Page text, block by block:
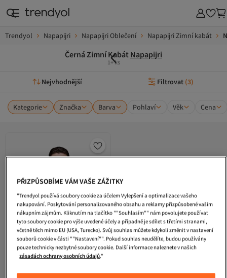
Trendyol Napapijri Napapijri Oblečení Napapijri Zimní kabát
Černá Zimní Kabát Napapijri
1+ ks
Nejvhodnější Filtrovat (3)
Kategorie Značka Barva Pohlaví Věk Cena
PŘIZPŮSOBÍME VÁM VAŠE ZÁŽITKY
"Trendyol používá soubory cookie za účelem Vylepšení a optimalizace vašeho
nakupování. Poskytování personalizovaného obsahu a reklamy přizpůsobené vašim
nákupním zájmům. Kliknutím na tlačítko ""Souhlasím"" nám povolujete používat
tyto soubory cookie pro výše uvedené účely a případně je sdílet s třetími stranami,
včetně těch mimo EU (USA, Turecko). Svůj souhlas můžete kdykoli změnit v nastavení
souborů cookie v části ""Nastavení"". Pokud souhlas neudělíte, budou používány
pouze technicky nezbytné soubory cookie. Další informace naleznete v našich
zásadách ochrany osobních údajů."